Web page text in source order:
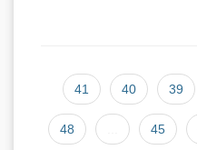
39
40
41
45
48